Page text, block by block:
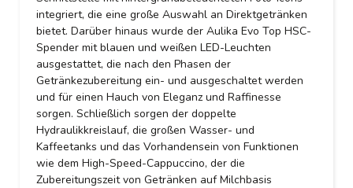
integriert, die eine große Auswahl an Direktgetränken
bietet. Darüber hinaus wurde der Aulika Evo Top HSC-
Spender mit blauen und weißen LED-Leuchten
ausgestattet, die nach den Phasen der
Getränkezubereitung ein- und ausgeschaltet werden
und für einen Hauch von Eleganz und Raffinesse
sorgen. Schließlich sorgen der doppelte
Hydraulikkreislauf, die großen Wasser- und
Kaffeetanks und das Vorhandensein von Funktionen
wie dem High-Speed-Cappuccino, der die
Zubereitungszeit von Getränken auf Milchbasis